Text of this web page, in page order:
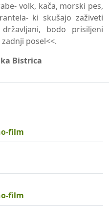
volk, kača, morski pes,
ki skušajo zaživeti
bodo prisiljeni
posel<<.
Bistrica
film
film